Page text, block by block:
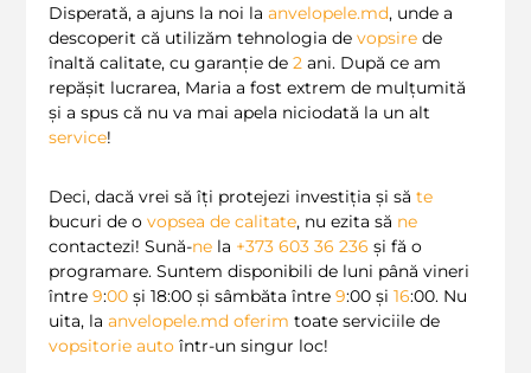
Disperată, a ajuns la noi la anvelopele.md, unde a
descoperit că utilizăm tehnologia de vopsire de
înaltă calitate, cu garanție de 2 ani. După ce am
repășit lucrarea, Maria a fost extrem de mulțumită
și a spus că nu va mai apela niciodată la un alt
service!
Deci, dacă vrei să îți protejezi investiția și să te
bucuri de o vopsea de calitate, nu ezita să ne
contactezi! Sună-ne la +373 603 36 236 și fă o
programare. Suntem disponibili de luni până vineri
între 9:00 și 18:00 și sâmbăta între 9:00 și 16:00. Nu
uita, la anvelopele.md oferim toate serviciile de
vopsitorie auto într-un singur loc!